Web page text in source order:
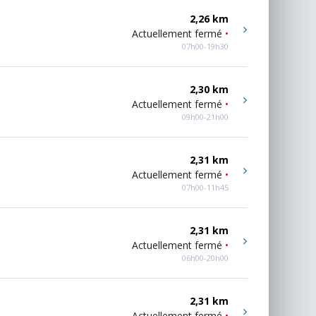
2,26 km
Actuellement fermé •
07h00-19h30
2,30 km
Actuellement fermé •
09h00-21h00
2,31 km
Actuellement fermé •
07h00-11h45
2,31 km
Actuellement fermé •
06h00-20h00
2,31 km